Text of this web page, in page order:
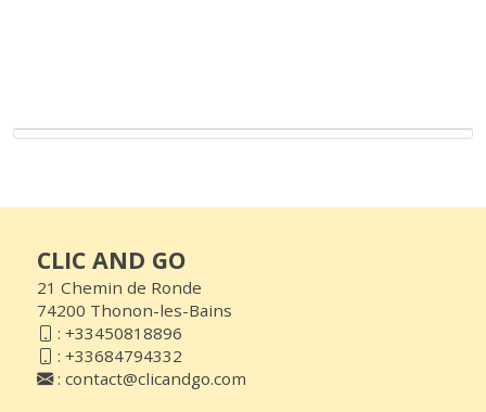
CLIC AND GO
21 Chemin de Ronde
74200 Thonon-les-Bains
: +33450818896
: +33684794332
: contact@clicandgo.com